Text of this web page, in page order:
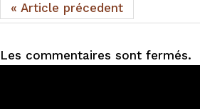
« Article précedent
Les commentaires sont fermés.